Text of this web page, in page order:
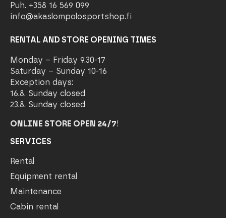
Puh. +358 16 569 099
info@akaslompolosportshop.fi
RENTAL AND STORE OPENING TIMES
Monday – Friday 9.30-17
Saturday – Sunday 10-16
Exception days:
16.8. Sunday closed
23.8. Sunday closed
ONLINE STORE OPEN 24/7!
SERVICES
Rental
Equipment rental
Maintenance
Cabin rental